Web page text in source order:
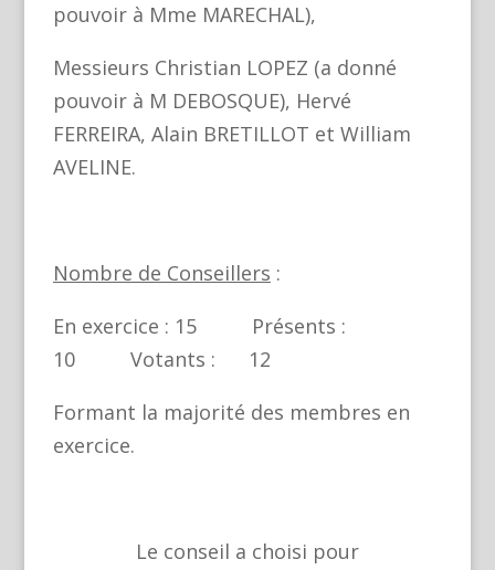
pouvoir à Mme MARECHAL),
Messieurs Christian LOPEZ (a donné
pouvoir à M DEBOSQUE), Hervé
FERREIRA, Alain BRETILLOT et William
AVELINE.
Nombre de Conseillers :
En exercice : 15 Présents :
10 Votants : 12
Formant la majorité des membres en
exercice.
Le conseil a choisi pour